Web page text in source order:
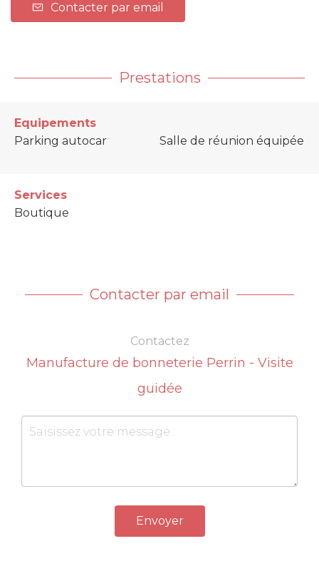
Contacter par email
Prestations
Equipements
Parking autocar
Salle de réunion équipée
Services
Boutique
Contacter par email
Contactez
Manufacture de bonneterie Perrin - Visite
guidée
Envoyer